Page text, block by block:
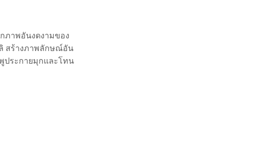
ภาพอันงดงามของ
สร้างภาพลักษณ์อัน
ประกายมุกและโทน